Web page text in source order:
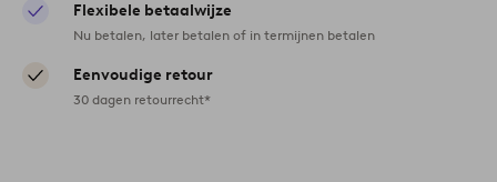
Flexibele betaalwijze
Nu betalen, later betalen of in termijnen betalen
Eenvoudige retour
30 dagen retourrecht*